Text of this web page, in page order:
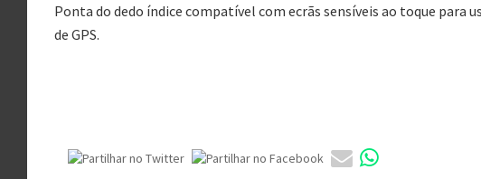
Ponta do dedo índice compatível com ecrãs sensíveis ao toque para
de GPS.